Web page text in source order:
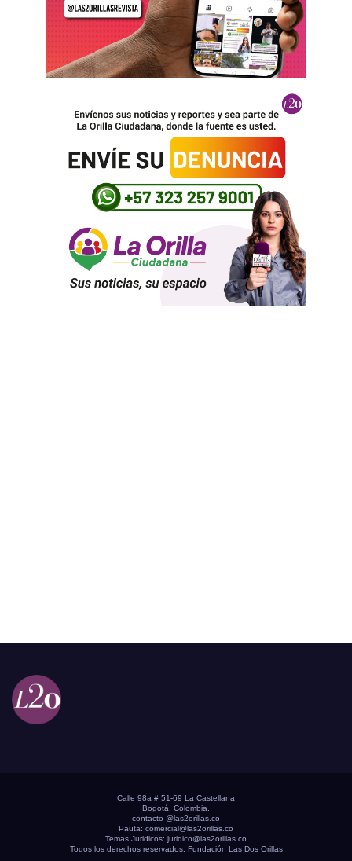
Calle 98a # 51-69 La Castellana
Bogotá, Colombia.
contacto @las2orillas.co
Pauta: comercial@las2orillas.co
Temas Juridicos: juridico@las2orillas.co
Todos los derechos reservados. Fundación Las Dos Orillas